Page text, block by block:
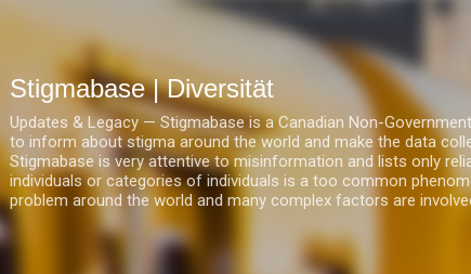
Direkt zum Hauptbereich
Stigmabase | Diversität
Updates & Legacy — Stigmabase is a Canadian Non-
to inform about stigma around the world and make the data
Stigmabase is very attentive to misinformation and lists only
individuals or categories of individuals is a too common
problem around the world and many complex factors are